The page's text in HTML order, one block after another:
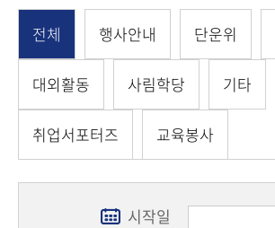
전체 행사안내 단운위
대외활동 사림학당 기타
취업서포터즈 교육봉사
시작일